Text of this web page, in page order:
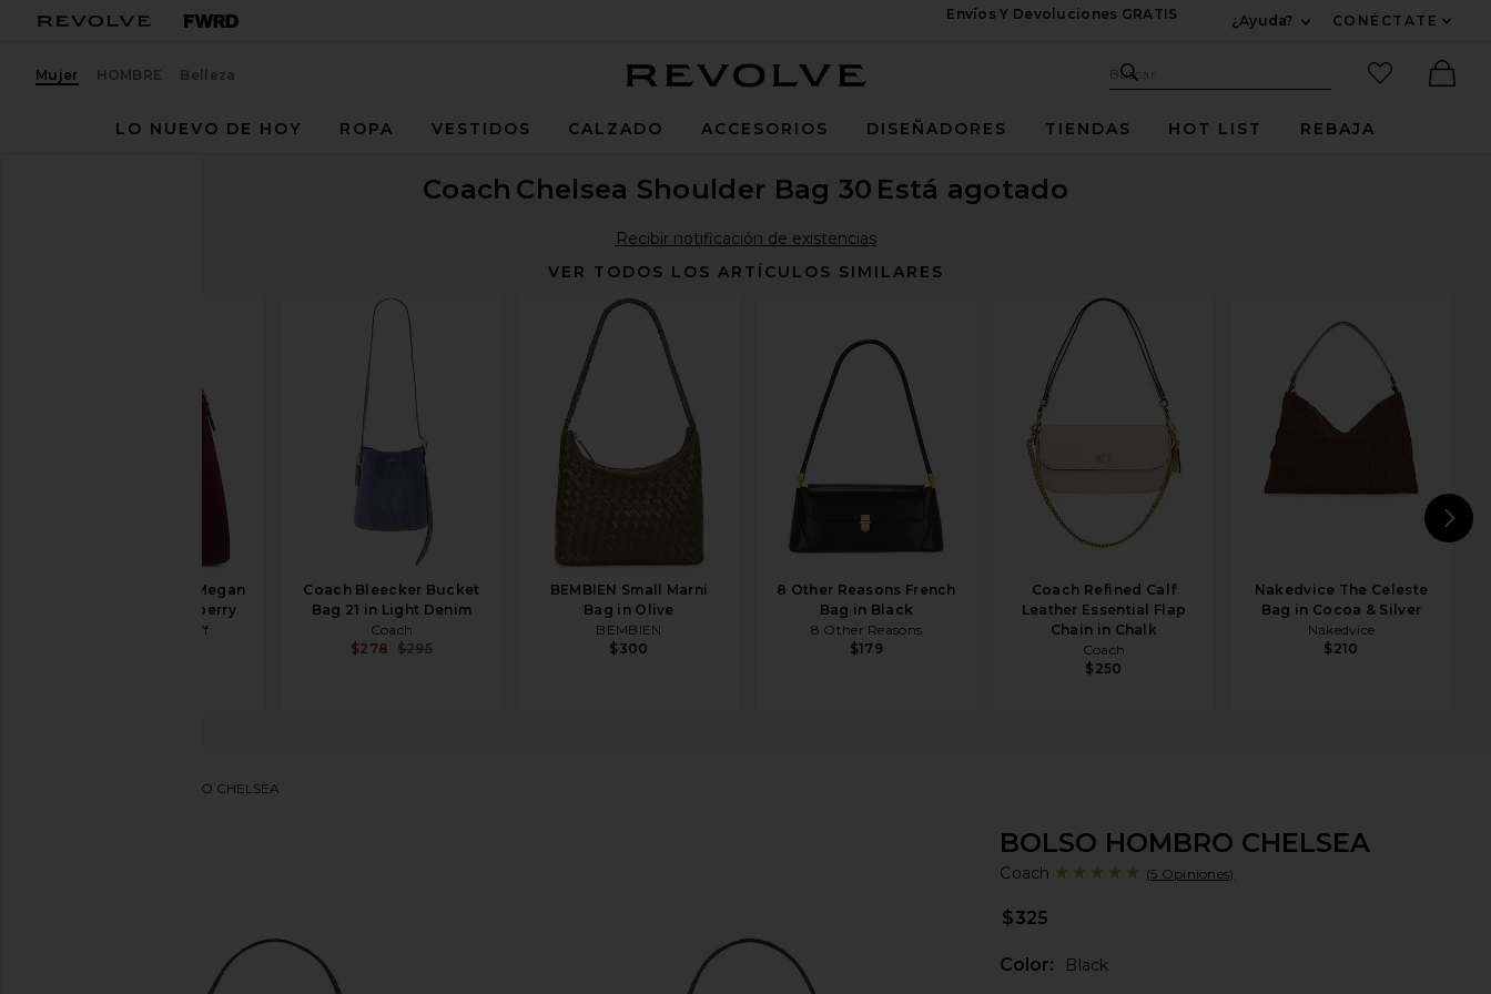
Envíos Y Devoluciones GRATIS
¿Ayuda?
CONÉCTATE
Mujer HOMBRE Belleza Sitio de búsqueda
Buscar
artículos
LO NUEVO DE HOY
ROPA VESTIDOS CALZADO ACCESORIOS DISEÑADORES TIENDAS HOT LIST REBAJA
Coach Chelsea Shoulder Bag 30 Está agotado
Recibir notificación de existencias
VER TODOS LOS ARTÍCULOS SIMILARES
Rebecca Minkoff Megan
Hobo Bag in Mulberry
Rebecca Minkoff
Coach Bleecker Bucket
Bag 21 in Light Denim
Coach
$278 $295
BEMBIEN Small Marni
Bag in Olive
BEMBIEN
$300
8 Other Reasons French
Bag in Black
8 Other Reasons
$179
Coach Refined Calf
Leather Essential Flap
Chain in Chalk
Coach
$250
Nakedvice The Celeste
Bag in Cocoa & Silver
Nakedvice
$210
BOLSO HOMBRO CHELSEA
BOLSO HOMBRO CHELSEA
Coach (5 Opiniones)
$325
Color: Black